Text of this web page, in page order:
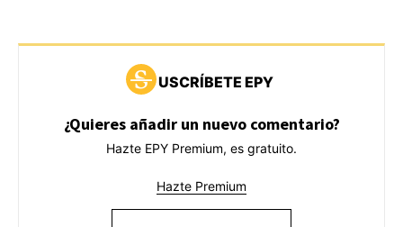
USCRÍBETE EPY
¿Quieres añadir un nuevo comentario?
Hazte EPY Premium, es gratuito.
Hazte Premium